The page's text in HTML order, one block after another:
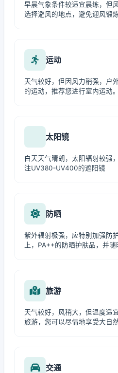
早晨气象条件较适宜晨练，但
选择避风的地点，避免迎风锻炼
运动
天气较好，但因风力稍强，户
的运动，推荐您进行室内运动。
太阳镜
白天天气晴朗，太阳辐射较强
注UV380-UV400的遮阳镜
防晒
紫外辐射极强，应特别加强防
上，PA++的防晒护肤品，并随
旅游
天气较好，风稍大，但温度适
旅游，您可以尽情地享受大自
交通